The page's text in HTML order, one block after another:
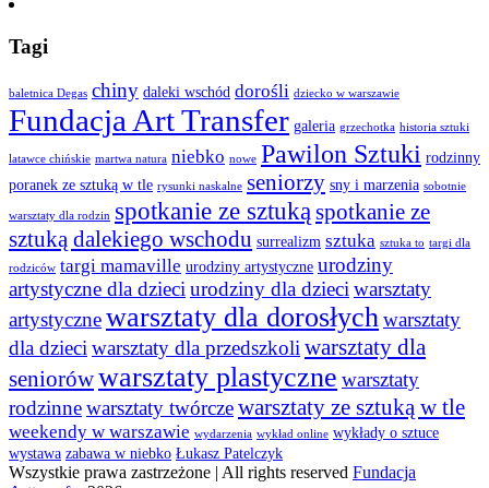
Tagi
baletnica Degas chiny daleki wschód dorośli dziecko w warszawie
Fundacja Art Transfer galeria grzechotka historia sztuki
latawce chińskie martwa natura niebko nowe Pawilon Sztuki rodzinny
poranek ze sztuką w tle rysunki naskalne seniorzy sny i marzenia sobotnie
warsztaty dla rodzin spotkanie ze sztukąspotkanie ze
sztuką dalekiego wschodu surrealizm sztuka sztuka to targi dla
rodziców targi mamaville urodziny artystyczne urodziny
artystyczne dla dzieciurodziny dla dzieciwarsztaty
artystycznewarsztaty dla dorosłychwarsztaty
dla dzieciwarsztaty dla przedszkoliwarsztaty dla
seniorówwarsztaty plastyczne warsztaty
rodzinnewarsztaty twórczewarsztaty ze sztuką w tle
weekendy w warszawie wydarzenia wykład online wykłady o sztuce
wystawa zabawa w niebko Łukasz Patelczyk
Wszystkie prawa zastrzeżone | All rights reserved Fundacja